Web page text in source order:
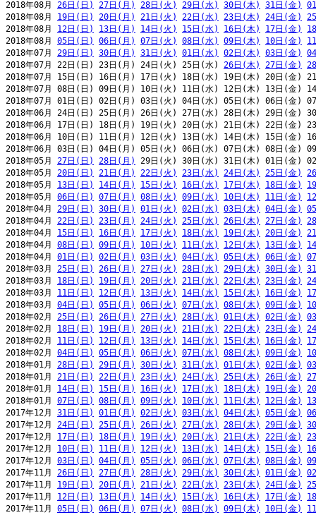
2018年08月 26日(日) 27日(月) 28日(火) 29日(水) 30日(木) 31日(金)
2018年08月 19日(日) 20日(月) 21日(火) 22日(水) 23日(木) 24日(金)
2018年08月 12日(日) 13日(月) 14日(火) 15日(水) 16日(木) 17日(金)
2018年08月 05日(日) 06日(月) 07日(火) 08日(水) 09日(木) 10日(金)
2018年07月 29日(日) 30日(月) 31日(火) 01日(水) 02日(木) 03日(金)
2018年07月 22日(日) 23日(月) 24日(火) 25日(水) 26日(木) 27日(金)
2018年07月 15日(日) 16日(月) 17日(火) 18日(水) 19日(木) 20日(金)
2018年07月 08日(日) 09日(月) 10日(火) 11日(水) 12日(木) 13日(金)
2018年07月 01日(日) 02日(月) 03日(火) 04日(水) 05日(木) 06日(金)
2018年06月 24日(日) 25日(月) 26日(火) 27日(水) 28日(木) 29日(金)
2018年06月 17日(日) 18日(月) 19日(火) 20日(水) 21日(木) 22日(金)
2018年06月 10日(日) 11日(月) 12日(火) 13日(水) 14日(木) 15日(金)
2018年06月 03日(日) 04日(月) 05日(火) 06日(水) 07日(木) 08日(金)
2018年05月 27日(日) 28日(月)
29日(火) 30日(水) 31日(木) 01日(金)
2018年05月 20日(日) 21日(月) 22日(火) 23日(水) 24日(木) 25日(金)
2018年05月 13日(日) 14日(月) 15日(火) 16日(水) 17日(木) 18日(金)
2018年05月 06日(日) 07日(月) 08日(火) 09日(水) 10日(木) 11日(金)
2018年04月 29日(日) 30日(月) 01日(火) 02日(水) 03日(木) 04日(金)
2018年04月 22日(日) 23日(月) 24日(火) 25日(水) 26日(木) 27日(金)
2018年04月 15日(日) 16日(月) 17日(火) 18日(水) 19日(木) 20日(金)
2018年04月 08日(日) 09日(月) 10日(火) 11日(水) 12日(木) 13日(金)
2018年04月 01日(日) 02日(月) 03日(火) 04日(水) 05日(木) 06日(金)
2018年03月 25日(日) 26日(月) 27日(火) 28日(水) 29日(木) 30日(金)
2018年03月 18日(日) 19日(月) 20日(火) 21日(水) 22日(木) 23日(金)
2018年03月 11日(日) 12日(月) 13日(火) 14日(水) 15日(木) 16日(金)
2018年03月 04日(日) 05日(月) 06日(火) 07日(水) 08日(木) 09日(金)
2018年02月 25日(日) 26日(月) 27日(火) 28日(水) 01日(木) 02日(金)
2018年02月 18日(日) 19日(月) 20日(火) 21日(水) 22日(木) 23日(金)
2018年02月 11日(日) 12日(月) 13日(火) 14日(水) 15日(木) 16日(金)
2018年02月 04日(日) 05日(月) 06日(火) 07日(水) 08日(木) 09日(金)
2018年01月 28日(日) 29日(月) 30日(火) 31日(水) 01日(木) 02日(金)
2018年01月 21日(日) 22日(月) 23日(火) 24日(水) 25日(木) 26日(金)
2018年01月 14日(日) 15日(月) 16日(火) 17日(水) 18日(木) 19日(金)
2018年01月 07日(日) 08日(月) 09日(火) 10日(水) 11日(木) 12日(金)
2017年12月 31日(日) 01日(月) 02日(火) 03日(水) 04日(木) 05日(金)
2017年12月 24日(日) 25日(月) 26日(火) 27日(水) 28日(木) 29日(金)
2017年12月 17日(日) 18日(月) 19日(火) 20日(水) 21日(木) 22日(金)
2017年12月 10日(日) 11日(月) 12日(火) 13日(水) 14日(木) 15日(金)
2017年12月 03日(日) 04日(月) 05日(火) 06日(水) 07日(木) 08日(金)
2017年11月 26日(日) 27日(月) 28日(火) 29日(水) 30日(木) 01日(金)
2017年11月 19日(日) 20日(月) 21日(火) 22日(水) 23日(木) 24日(金)
2017年11月 12日(日) 13日(月) 14日(火) 15日(水) 16日(木) 17日(金)
2017年11月 05日(日) 06日(月) 07日(火) 08日(水) 09日(木) 10日(金)